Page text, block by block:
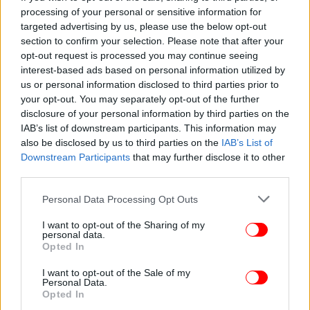
processing of your personal or sensitive information for
targeted advertising by us, please use the below opt-out
section to confirm your selection. Please note that after your
opt-out request is processed you may continue seeing
interest-based ads based on personal information utilized by
us or personal information disclosed to third parties prior to
your opt-out. You may separately opt-out of the further
disclosure of your personal information by third parties on the
IAB’s list of downstream participants. This information may
also be disclosed by us to third parties on the IAB’s List of
Downstream Participants that may further disclose it to other
Please note that this website/app uses one or more Google
not limited to your visit or usage behaviour. You may click to
grant or deny consent to Google and its third-party tags to
use your data for below specified purposes in below Google
consent section.
Personal Data Processing Opt Outs
I want to opt-out of the Sharing of my
personal data.
Opted In
I want to opt-out of the Sale of my
Personal Data.
Opted In
Η εκδήλωση διοργανώνεται από το Δημοτικό
Κέντρο Πολιτισμού & Άθλησης - ΔΗ.ΚΕ.Π.Α., στα
πλαίσια του Πολιτιστικού Σεπτέμβρη στο Ίλιον.
Είσοδος ελεύθερη / πληροφορίες – διεύθυνση:
www.parkotritsi.gr
Ακολουθήστε το στο Google News και μάθετε
πρώτοι όλες τις ειδήσεις
ΔΙΑΒΑΣΤΕ ΠΕΡΙΣΣΟΤΕΡΑ